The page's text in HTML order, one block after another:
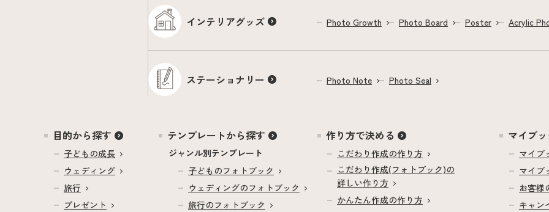
インテリアグッズ Photo Growth Photo Board Poster Acrylic
ステーショナリー Photo Note Photo Seal
目的から探す
子どもの成長
ウェディング
旅行
プレゼント
テンプレートから探す
ジャンル別テンプレート
子どものフォトブック
ウェディングのフォトブック
旅行のフォトブック
作り方で決める
こだわり作成の作り方
こだわり作成(フォトブック)の
詳しい作り方
かんたん作成の作り方
マイブ
マイブ
マイブ
お客様
キャン